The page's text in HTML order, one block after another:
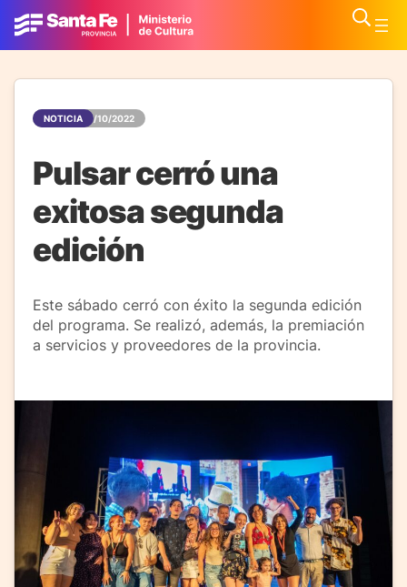
NOTICIA 31/10/2022
Pulsar cerró una
exitosa segunda
edición
Este sábado cerró con éxito la segunda edición
del programa. Se realizó, además, la premiación
a servicios y proveedores de la provincia.